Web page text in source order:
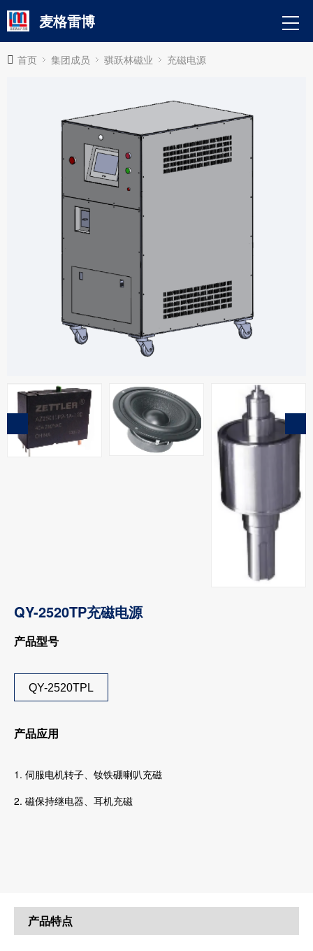
麦格雷博
首页 集团成员 骐跃林磁业 充磁电源
QY-2520TP充磁电源
产品型号
QY-2520TPL
产品应用
1. 伺服电机转子、钕铁硼喇叭充磁
2. 磁保持继电器、耳机充磁
产品特点